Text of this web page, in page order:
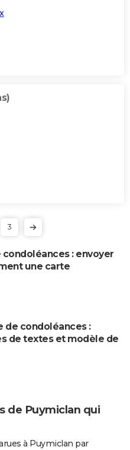
3
condoléances : envoyer
une carte
de condoléances :
de textes et modèle de
de Puymiclan qui
à Puymiclan par